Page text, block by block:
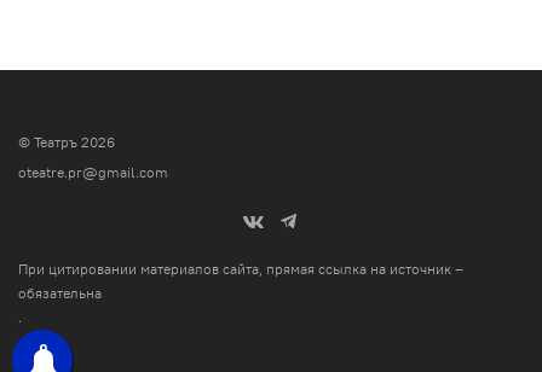
© Театръ 2026
oteatre.pr@gmail.com
При цитировании материалов сайта, прямая ссылка на источник –
обязательна
.